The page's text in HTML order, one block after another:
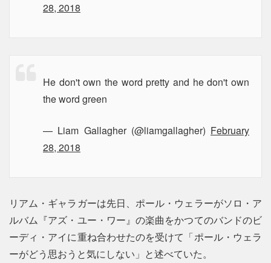
28, 2018
He don't own the word pretty and he don't own
the word green
— Liam Gallagher (@liamgallagher) February
28, 2018
リアム・ギャラガーは先日、ポール・ウェラーがソロ・ア
ルバム『アズ・ユー・ワー』の楽曲をかつてのバンドのビ
ーディ・アイに重ね合わせたのを受けて「ポール・ウェラ
ーがどう思おうと気にしない」と述べていた。